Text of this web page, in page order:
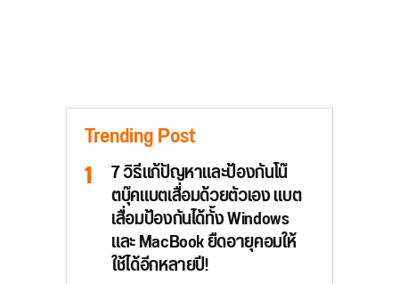
Trending Post
7 วิธีแก้ปัญหาและป้องกันโน๊
ตบุ๊คแบตเสื่อมด้วยตัวเอง แบต
เสื่อมป้องกันได้ทั้ง Windows
และ MacBook ยืดอายุคอมให้
ใช้ได้อีกหลายปี!